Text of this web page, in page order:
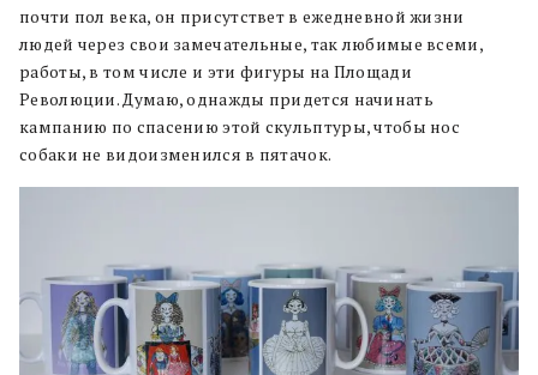
почти пол века, он присутствет в ежедневной жизни
людей через свои замечательные, так любимые всеми,
работы, в том числе и эти фигуры на Площади
Революции. Думаю, однажды придется начинать
кампанию по спасению этой скульптуры, чтобы нос
собаки не видоизменился в пятачок.